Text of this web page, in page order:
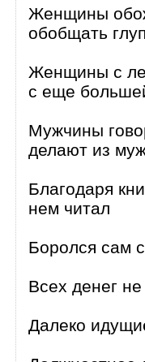
Женщины
обобщать
Женщины с
с еще
Мужчины
делают из
Благодаря
нем читал
Боролся сам
Всех денег
Далеко